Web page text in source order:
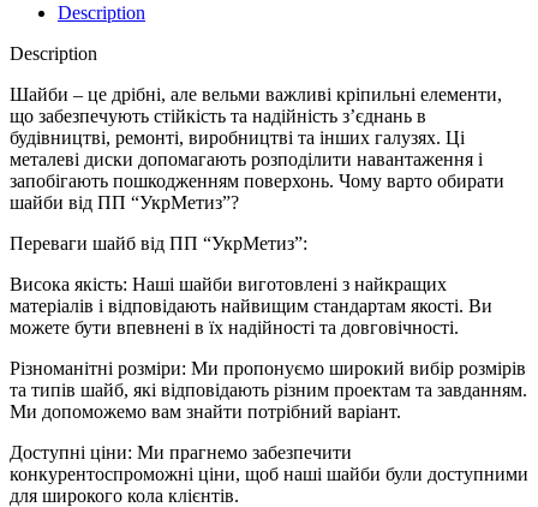
Description
Description
Шайби – це дрібні, але вельми важливі кріпильні елементи,
що забезпечують стійкість та надійність з’єднань в
будівництві, ремонті, виробництві та інших галузях. Ці
металеві диски допомагають розподілити навантаження і
запобігають пошкодженням поверхонь. Чому варто обирати
шайби від ПП “УкрМетиз”?
Переваги шайб від ПП “УкрМетиз”:
Висока якість: Наші шайби виготовлені з найкращих
матеріалів і відповідають найвищим стандартам якості. Ви
можете бути впевнені в їх надійності та довговічності.
Різноманітні розміри: Ми пропонуємо широкий вибір розмірів
та типів шайб, які відповідають різним проектам та завданням.
Ми допоможемо вам знайти потрібний варіант.
Доступні ціни: Ми прагнемо забезпечити
конкурентоспроможні ціни, щоб наші шайби були доступними
для широкого кола клієнтів.